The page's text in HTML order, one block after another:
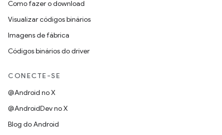
Como fazer o download
Visualizar códigos binários
Imagens de fábrica
Códigos binários do driver
CONECTE-SE
@Android no X
@AndroidDev no X
Blog do Android